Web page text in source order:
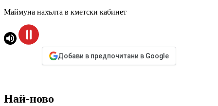
Маймуна нахълта в кметски кабинет
Добави в предпочитани в Google
Най-ново